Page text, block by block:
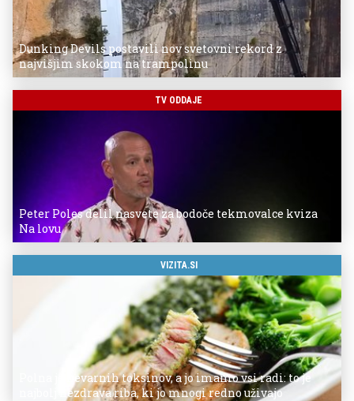
Dunking Devils postavili nov svetovni rekord z
najvišjim skokom na trampolinu
TV ODDAJE
Peter Poles delil nasvete za bodoče tekmovalce kviza
Na lovu
VIZITA.SI
Polna je nevarnih toksinov, a jo imamo vsi radi: to je
najbolj nezdrava riba, ki jo mnogi redno uživajo